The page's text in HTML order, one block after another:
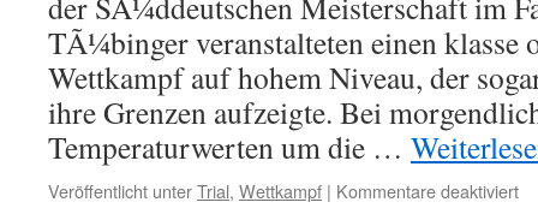
TÃ¼binger veranstalteten einen klasse
Wettkampf auf hohem Niveau, der
ihre Grenzen aufzeigte. Bei
Temperaturwerten um die …
Veröffentlicht unterTrial, Wettkampf | Kommentare deaktiviertfür